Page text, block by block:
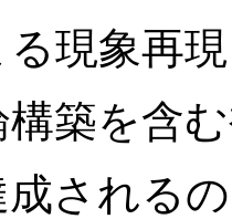
現象再
築を含
成される